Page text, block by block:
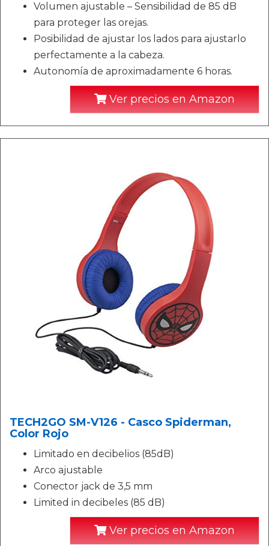
Volumen ajustable – Sensibilidad de 85 dB
para proteger las orejas.
Posibilidad de ajustar los lados para ajustarlo
perfectamente a la cabeza.
Autonomía de aproximadamente 6 horas.
Ver precios en Amazon
TECH2GO SM-V126 - Casco Spiderman,
Color Rojo
Limitado en decibelios (85dB)
Arco ajustable
Conector jack de 3,5 mm
Limited in decibeles (85 dB)
Ver precios en Amazon